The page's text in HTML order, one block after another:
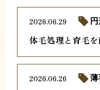
体毛処理と育毛
2026.06.29
2026.06.26 薄